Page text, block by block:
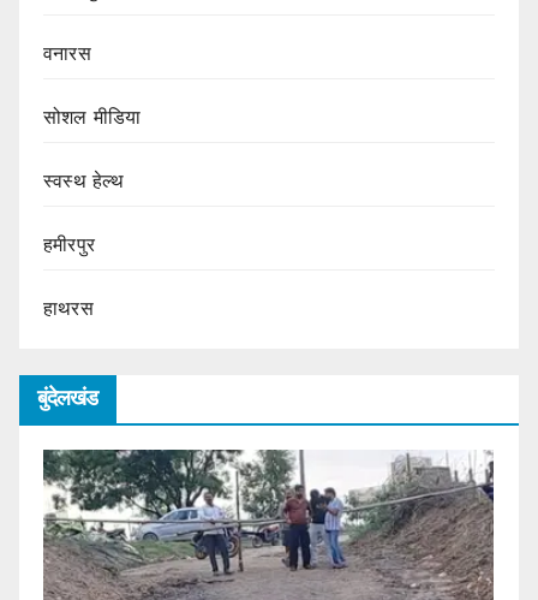
वनारस
सोशल मीडिया
स्वस्थ हेल्थ
हमीरपुर
हाथरस
बुंदेलखंड